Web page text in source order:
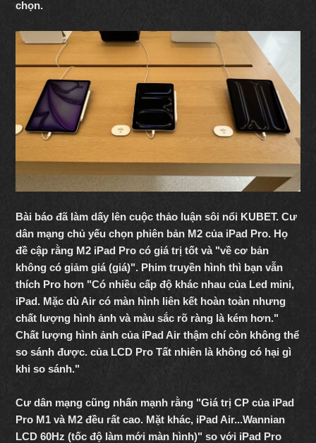
chọn.
Bài báo đã làm dấy lên cuộc thảo luận sôi nổi KUBET. Cư
dân mạng chủ yếu chọn phiên bản M2 của iPad Pro. Họ
đề cập rằng M2 iPad Pro có giá trị tốt và "về cơ bản
không có giảm giá (giá)". Phim truyền hình thì bạn vẫn
thích Pro hơn "Có nhiều cấp độ khác nhau của Led mini,
iPad. Mặc dù Air có màn hình liên kết hoàn toàn nhưng
chất lượng hình ảnh và màu sắc rõ ràng là kém hơn."
Chất lượng hình ảnh của iPad Air thậm chí còn không thể
so sánh được. của LCD Pro Tất nhiên là không có hại gì
khi so sánh."
Cư dân mạng cũng nhấn mạnh rằng "Giá trị CP của iPad
Pro M1 và M2 đều rất cao. Mặt khác, iPad Air...Wannian
LCD 60Hz (tốc độ làm mới màn hình)" so với iPad Pro